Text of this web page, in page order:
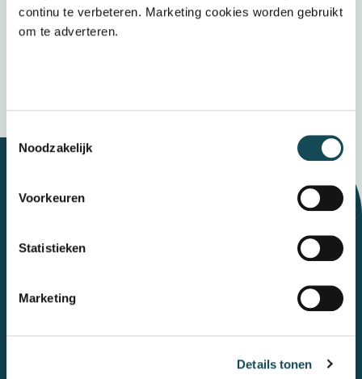
continu te verbeteren. Marketing cookies worden gebruikt
om te adverteren.
Noodzakelijk
Voorkeuren
Statistieken
Marketing
Details tonen
hetprivacybeleid